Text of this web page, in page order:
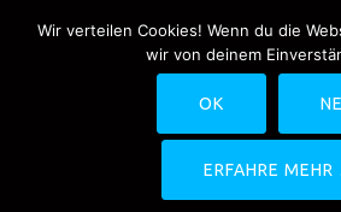
0170-4800361
siebdruck.de
Frankfurt
Wir verteilen Cookies! Wenn du die
wir von deinem
OK
ERFAHRE